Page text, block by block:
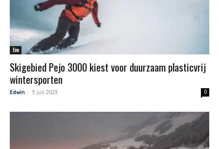
Eco
Skigebied Pejo 3000 kiest voor duurzaam plasticvrij
wintersporten
Edwin - 5 juli 2023 0